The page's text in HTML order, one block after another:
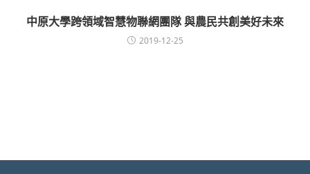
中原大學跨領域智慧物聯網團隊 與農民共創美好未來
2019-12-25